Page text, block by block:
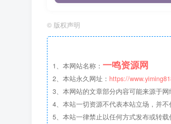
© 版权声明
1、本网站名称： 一鸣资源网
2、本站永久网址： https://
3、本网站的文章部分内容可能来源于
4、本站一切资源不代表本站立场，并不
5、本站一律禁止以任何方式发布或转